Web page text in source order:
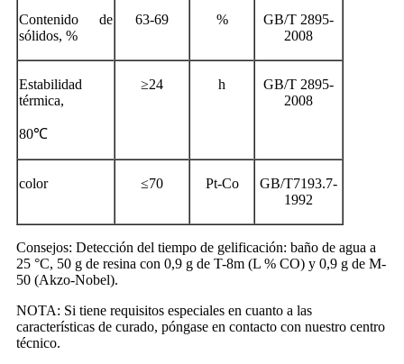
Contenido de
sólidos, %
63-69 %
GB/T 2895-
2008
Estabilidad
térmica,
80℃
≥24 h
GB/T 2895-
2008
color ≤70 Pt-Co
GB/T7193.7-
1992
Consejos: Detección del tiempo de gelificación: baño de agua a
25 °C, 50 g de resina con 0,9 g de T-8m (L % CO) y 0,9 g de M-
50 (Akzo-Nobel).
NOTA: Si tiene requisitos especiales en cuanto a las
características de curado, póngase en contacto con nuestro centro
técnico.